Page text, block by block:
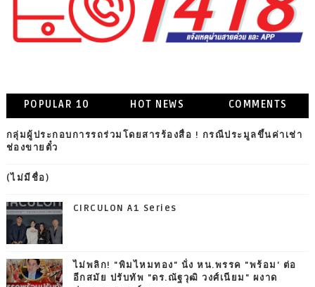
POPULAR 10 HOT NEWS COMMENTS
กลุ่มผู้ประกอบการรถร่วมโดยสารร้องสื่อ ! กรณีประมูลขึ้นค่าเช่า
ช่องขายตั๋ว
(ไม่มีชื่อ)
CIRCULON A1 Series
ไม่พลิก! "พิมไหมทอง" นั่ง หน.พรรค "พร้อม' ต่อ
อีกสมัย ปรับทัพ "ดร.ณัฐวุฒิ วงศ์เนียม" ผงาด